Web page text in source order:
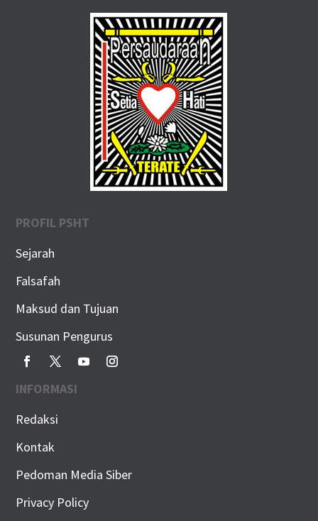
PROFIL PSHT
Sejarah
Falsafah
Maksud dan Tujuan
Susunan Pengurus
INFORMASI
Redaksi
Kontak
Pedoman Media Siber
Privacy Policy